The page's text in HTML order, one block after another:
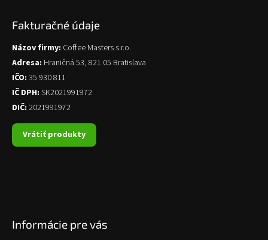
Fakturačné údaje
Názov firmy: Coffee Masters s.r.o.
Adresa: Hraničná 53, 821 05 Bratislava
IČO: 35 930 811
IČ DPH: SK2021991972
DIČ: 2021991972
Vrátiť produkty
Informácie pre vás